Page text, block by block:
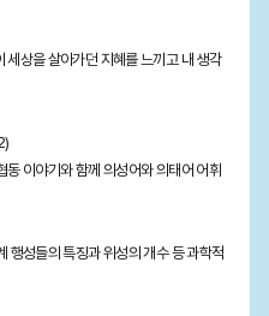
상을 살아가던 지혜를 느끼고 내 생각
이야기와 함께 의성어와 의태어 어휘
행성들의 특징과 위성의 개수 등 과학적